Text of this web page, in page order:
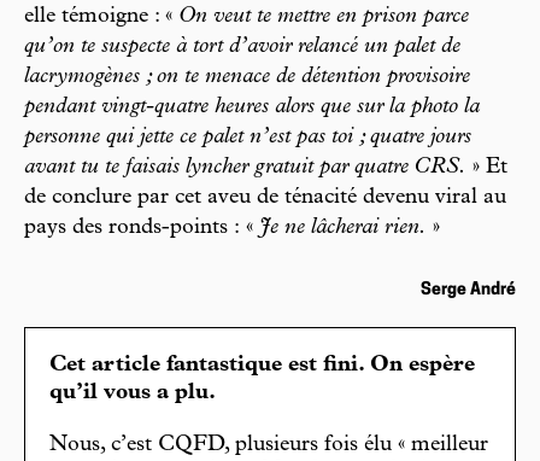
elle témoigne : « On veut te mettre en prison parce
qu’on te suspecte à tort d’avoir relancé un palet de
lacrymogènes ; on te menace de détention provisoire
pendant vingt-quatre heures alors que sur la photo la
personne qui jette ce palet n’est pas toi ; quatre jours
avant tu te faisais lyncher gratuit par quatre CRS. » Et
de conclure par cet aveu de ténacité devenu viral au
pays des ronds-points : « Je ne lâcherai rien. »
Serge André
Cet article fantastique est fini. On espère
qu’il vous a plu.
Nous, c’est CQFD, plusieurs fois élu « meilleur